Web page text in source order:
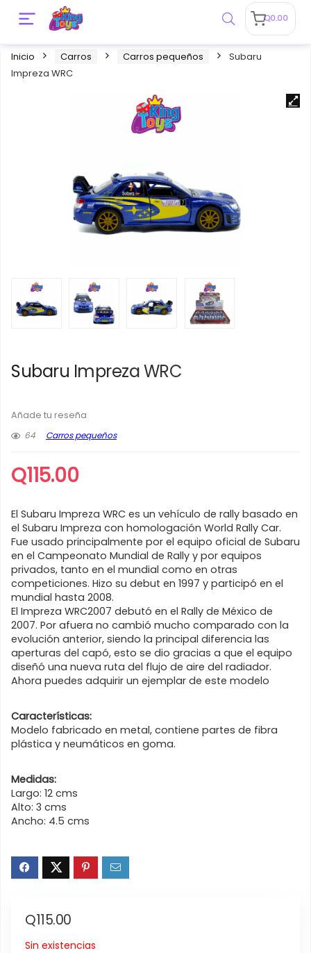
Q0.00
Inicio Carros Carros pequeños
Subaru
Impreza WRC
Subaru Impreza WRC
Añade tu reseña
64
Carros pequeños
Q115.00
El Subaru Impreza WRC es un vehículo de rally basado en
el Subaru Impreza con homologación World Rally Car.
Fue usado principalmente por el equipo oficial de Subaru
en el Campeonato Mundial de Rally y por equipos
privados, tanto en el mundial como en otras
competiciones. Hizo su debut en 1997 y participó en el
mundial hasta 2008.
El Impreza WRC2007 debutó en el Rally de México de
2007. Por afuera no cambió mucho comparado con la
evolución anterior, siendo la principal diferencia las
aperturas del capó, esto se dio gracias a que el equipo
diseñó una nueva ruta del flujo de aire del radiador.
Ahora puedes adquirir un ejemplar de este modelo
Características:
Modelo fabricado en metal, contiene partes de fibra
plástica y neumáticos en goma.
Medidas:
Largo: 12 cms
Alto: 3 cms
Ancho: 4.5 cms
Q115.00
Sin existencias